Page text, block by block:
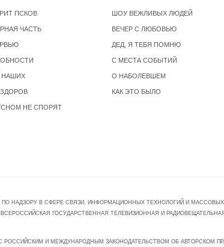
ПСКОВ
ЧАСТЬ
НАШИХ
ЗДОРОВ
НЕ СПОРЯТ
ШОУ ВЕЖЛИВЫХ ЛЮДЕЙ
ВЕЧЕР С ЛЮБОВЬЮ
ДЕД, Я ТЕБЯ ПОМНЮ
С МЕСТА СОБЫТИЙ
О НАБОЛЕВШЕМ
КАК ЭТО БЫЛО
НАДЗОРУ В СФЕРЕ СВЯЗИ, ИНФОРМАЦИОННЫХ ТЕХНОЛОГИЙ И
ГОСУДАРСТВЕННАЯ ТЕЛЕВИЗИОННАЯ И
И МЕЖДУНАРОДНЫМ ЗАКОНОДАТЕЛЬСТВОМ ОБ АВТОРСКОМ